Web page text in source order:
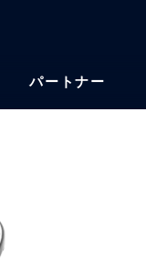
パートナー